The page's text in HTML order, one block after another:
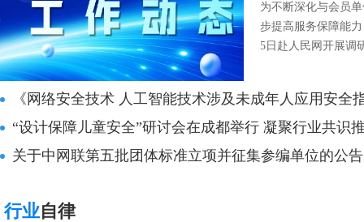
为不断深化与会员
步提高服务保障能
5日赴人民网开展调
《网络安全技术 人工智能技术涉及未成年人应用安全指南》国家标准试点
“设计保障儿童安全”研讨会在成都举行 凝聚行业共识
关于中网联第五批团体标准立项并征集参编单位的公告
行业自律